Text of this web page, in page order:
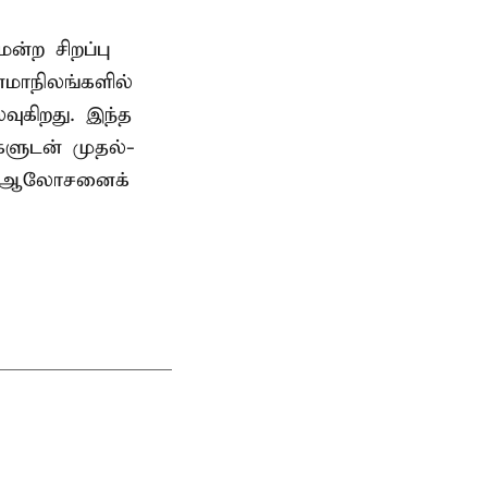
சிறப்பு
இந்த
முதல்-
ஆலோசனைக்